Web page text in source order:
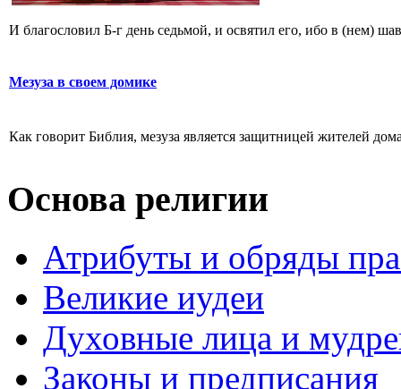
И благословил Б-г день седьмой, и освятил его, ибо в (нем)
Мезуза в своем домике
Как говорит Библия, мезуза является защитницей жителей
Основа религии
Атрибуты и обряды
Великие иудеи
Духовные лица и
Законы и предписания